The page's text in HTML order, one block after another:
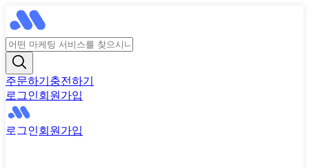
주문하기 충전하기
로그인회원가입
로그인회원가입